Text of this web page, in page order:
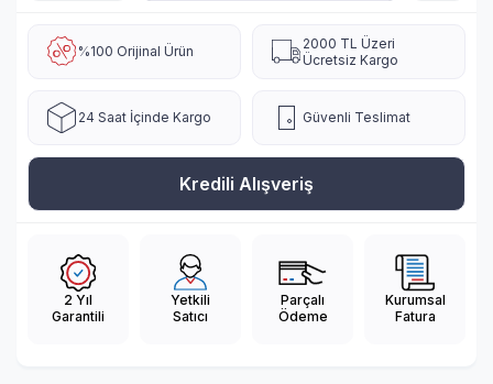
%100 Orijinal Ürün
2000 TL Üzeri
Ücretsiz Kargo
24 Saat İçinde Kargo Güvenli Teslimat
Kredili Alışveriş
2 Yıl
Garantili
Yetkili
Satıcı
Parçalı
Ödeme
Kurumsal
Fatura